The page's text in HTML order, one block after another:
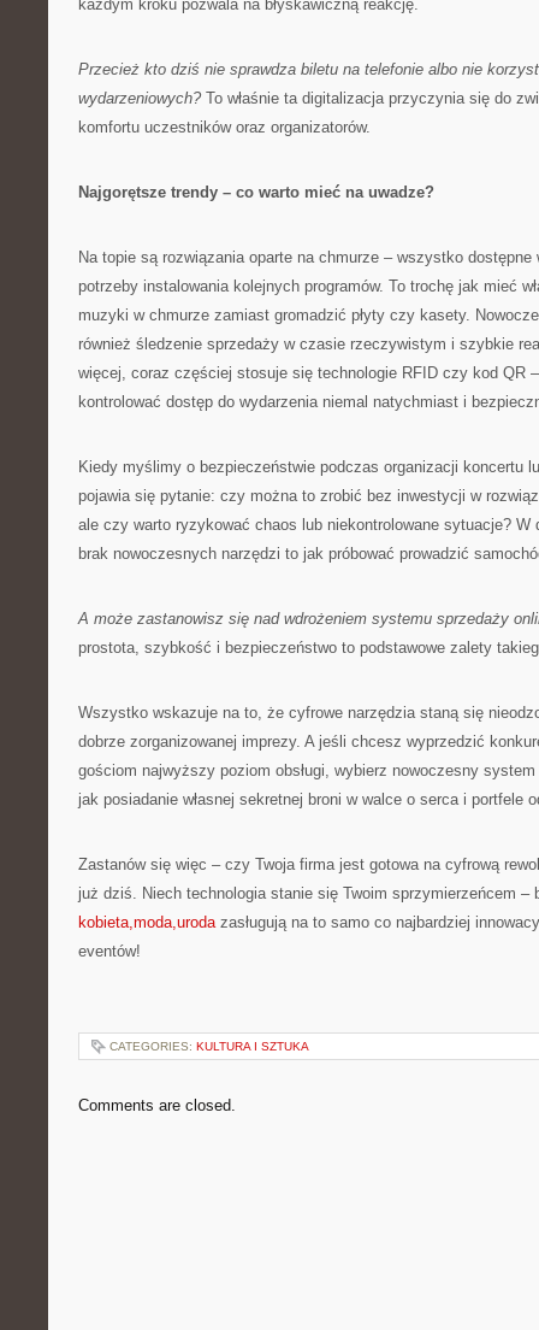
każdym kroku pozwala na błyskawiczną reakcję.
Przecież kto dziś nie sprawdza biletu na telefonie albo nie
wydarzeniowych? To właśnie ta digitalizacja przyczynia się do
komfortu uczestników oraz organizatorów.
Najgorętsze trendy – co warto mieć na uwadze?
Na topie są rozwiązania oparte na chmurze – wszystko
potrzeby instalowania kolejnych programów. To trochę jak mieć
muzyki w chmurze zamiast gromadzić płyty czy kasety.
również śledzenie sprzedaży w czasie rzeczywistym i szybkie
więcej, coraz częściej stosuje się technologie RFID czy kod QR
kontrolować dostęp do wydarzenia niemal natychmiast i
Kiedy myślimy o bezpieczeństwie podczas organizacji koncertu
pojawia się pytanie: czy można to zrobić bez inwestycji w
ale czy warto ryzykować chaos lub niekontrolowane sytuacje? W
brak nowoczesnych narzędzi to jak próbować prowadzić
A może zastanowisz się nad wdrożeniem systemu sprzedaży
prostota, szybkość i bezpieczeństwo to podstawowe zalety
Wszystko wskazuje na to, że cyfrowe narzędzia staną się
dobrze zorganizowanej imprezy. A jeśli chcesz wyprzedzić
gościom najwyższy poziom obsługi, wybierz nowoczesny
jak posiadanie własnej sekretnej broni w walce o serca i portfele
Zastanów się więc – czy Twoja firma jest gotowa na cyfrową
już dziś. Niech technologia stanie się Twoim sprzymierzeńcem –
kobieta,moda,urodazasługują na to samo co najbardziej
eventów!
CATEGORIES: KULTURA I SZTUKA
Comments are closed.